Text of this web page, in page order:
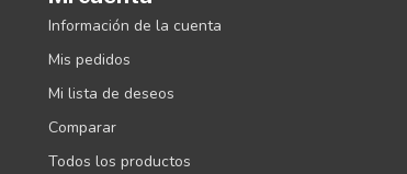
Información de la cuenta
Mis pedidos
Mi lista de deseos
Comparar
Todos los productos